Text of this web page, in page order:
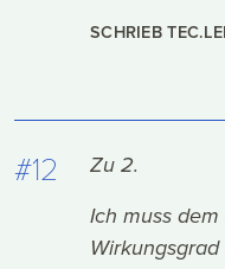
SCHRIEB
#12
Zu 2.
Ich muss